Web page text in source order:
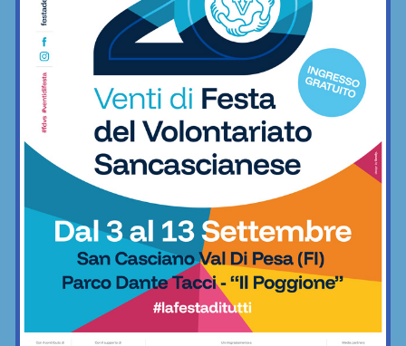
DETTAGLI CAMMINATA
Camminata ad anello di 14 km circa.
Difficoltà: facile su facili strade bianche, sentieri e piccoli
tratti di asfalto. Attenzione, nella parte finale è
necessario un minimo di senso dell’orientamento.